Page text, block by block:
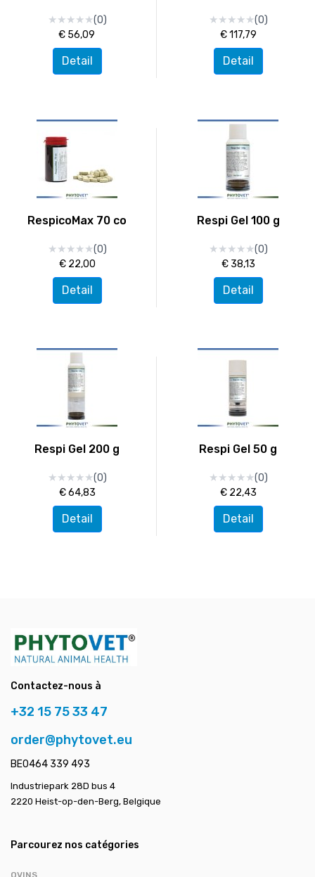
★
★★
★★
★★
★★
★(0)
€ 56,09
Detail
★
★★
★★
★★
★★
★(0)
€ 117,79
Detail
RespicoMax 70 co
★
★★
★★
★★
★★
★(0)
€ 22,00
Detail
Respi Gel 100 g
★
★★
★★
★★
★★
★(0)
€ 38,13
Detail
Respi Gel 200 g
★
★★
★★
★★
★★
★(0)
€ 64,83
Detail
Respi Gel 50 g
★
★★
★★
★★
★★
★(0)
€ 22,43
Detail
Contactez-nous à
+32 15 75 33 47
order@phytovet.eu
BE0464 339 493
Industriepark 28D bus 4
2220 Heist-op-den-Berg, Belgique
Parcourez nos catégories
OVINS